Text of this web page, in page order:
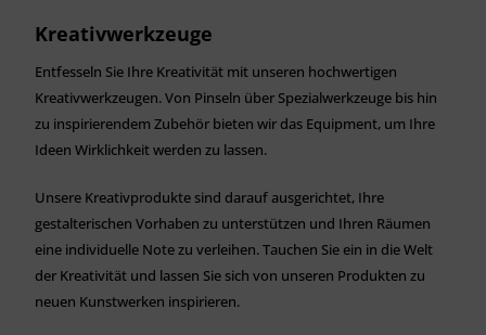
Kreativwerkzeuge
Entfesseln Sie Ihre Kreativität mit unseren hochwertigen
Kreativwerkzeugen. Von Pinseln über Spezialwerkzeuge bis hin
zu inspirierendem Zubehör bieten wir das Equipment, um Ihre
Ideen Wirklichkeit werden zu lassen.
Unsere Kreativprodukte sind darauf ausgerichtet, Ihre
gestalterischen Vorhaben zu unterstützen und Ihren Räumen
eine individuelle Note zu verleihen. Tauchen Sie ein in die Welt
der Kreativität und lassen Sie sich von unseren Produkten zu
neuen Kunstwerken inspirieren.